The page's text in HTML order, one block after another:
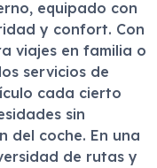
equipado con
y confort. Con
viajes en familia o
servicios de
cada cierto
sin
del coche. En una
de rutas y